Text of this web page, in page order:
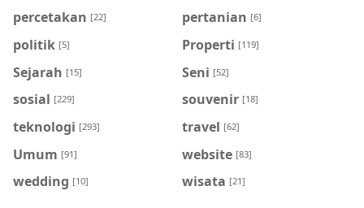
percetakan [22] pertanian [6]
politik [5] Properti [119]
Sejarah [15] Seni [52]
sosial [229] souvenir [18]
teknologi [293] travel [62]
Umum [91] website [83]
wedding [10] wisata [21]